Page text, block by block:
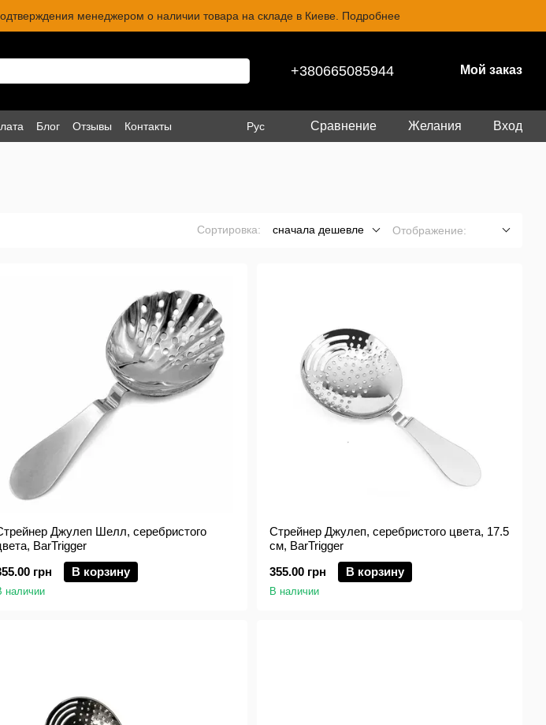
менеджером о наличии товара на складе в Киеве. Подробнее
+380665085944 Мой заказ
Блог Отзывы Контакты Рус Сравнение Желания Вход
Сортировка: сначала дешевле Отображение:
Джулеп Шелл, серебристого
BarTrigger
грн
В корзину
наличии
Стрейнер Джулеп, серебристого цвета, 17.5
см, BarTrigger
355.00 грн
В корзину
В наличии